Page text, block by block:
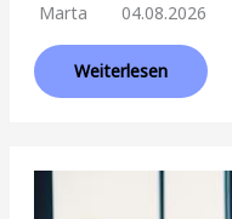
Marta 04.08.2026
Weiterlesen